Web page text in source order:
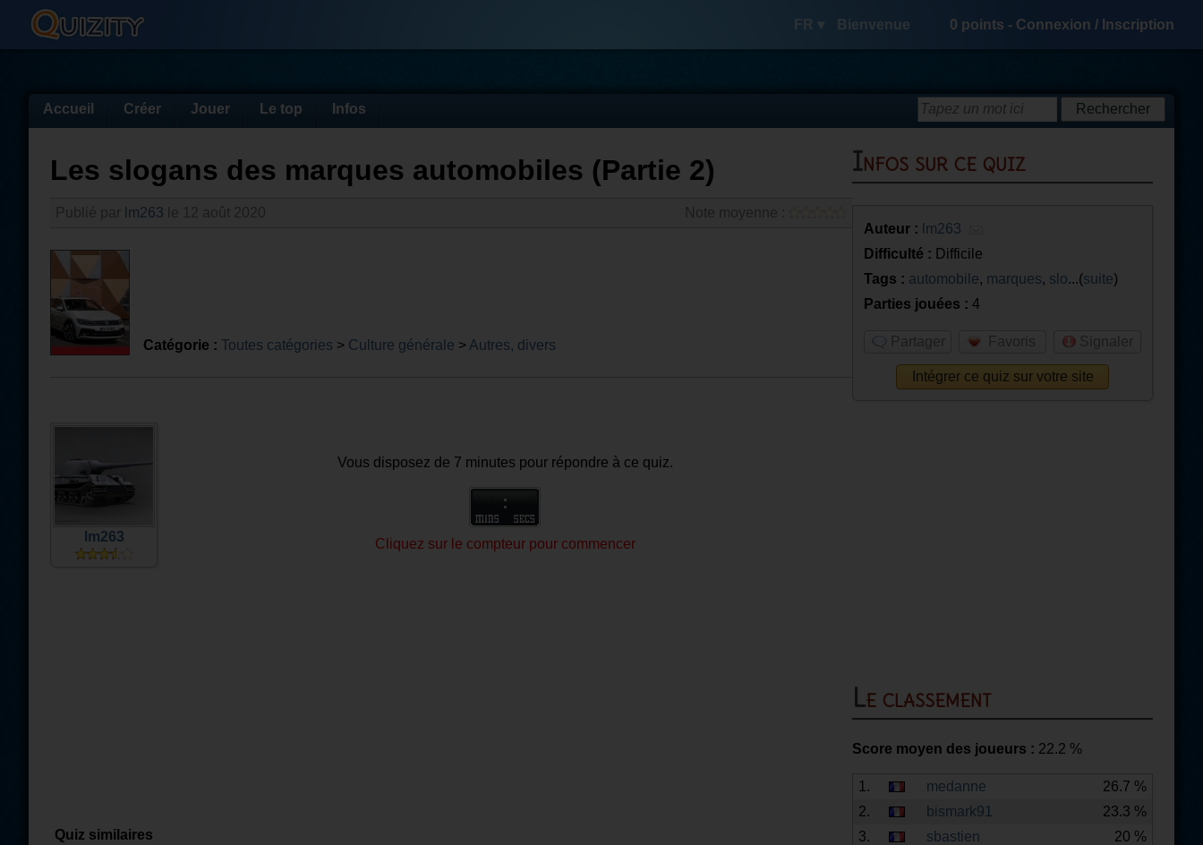
FR ▾ Bienvenue 0 points - Connexion / Inscription
Accueil Créer Jouer Le top Infos
Les slogans des marques automobiles (Partie 2)
lm263
Catégorie : Toutes catégories > Culture générale > Autres, divers
lm263
Quiz similaires
Vous disposez de 7 minutes pour répondre à ce quiz.
Cliquez sur le compteur pour commencer
Infos sur ce quiz
Auteur : lm263
Difficulté : Difficile
Tags : automobile, marques, slo...(suite)
Parties jouées : 4
Partager Favoris Signaler
Intégrer ce quiz sur votre site
Le classement
Score moyen des joueurs : 22.2 %
1. medanne
26.7 %
2.
bismark91
23.3 %
3.
sbastien
20 %